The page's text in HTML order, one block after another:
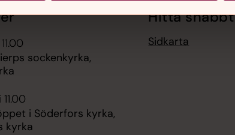
sockenkyrka,
i Söderfors kyrka,
kyrka
Hitta snabbt
Sidkarta